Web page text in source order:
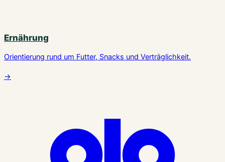
Ernährung
Orientierung rund um Futter, Snacks und Verträglichkeit.
→